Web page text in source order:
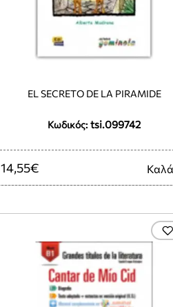
Κωδικός: tsi.099742
EL SECRETO DE LA PIRAMIDE
14,55€